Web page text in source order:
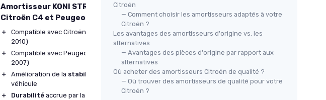
Amortisseur KONI STR.T pour
Citroën C4 et Peugeot 307
＋
Compatible avec Citroën C4 (2004-
2010)
＋
Compatible avec Peugeot 307 (2000-
2007)
＋
Amélioration de la stabilité
véhicule
＋
Durabilité accrue par la qualité KONI
Amortisseur KONI STR.T pour
: Citroën AX et Saxo, Peugeot 106
＋
conduite confortable
＋ Durabilitéreconnue de la marque
Citroën
— Comment choisir les amortisseurs adaptés à votre
Citroën ?
Les avantages des amortisseurs d'origine vs. les
alternatives
— Avantages des pièces d'origine par rapport aux
alternatives
Où acheter des amortisseurs Citroën de qualité ?
— Où trouver des amortisseurs de qualité pour votre
Citroën ?